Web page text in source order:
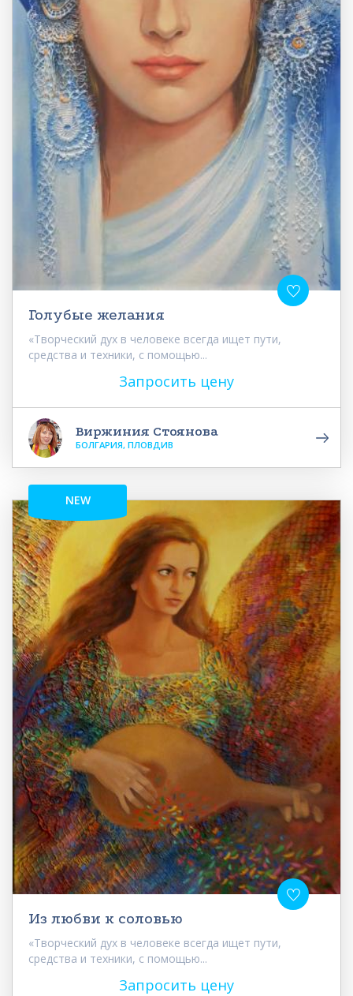
Голубые желания
«Творческий дух в человеке всегда ищет пути,
средства и техники, с помощью...
Запросить цену
Виржиния Стоянова
БОЛГАРИЯ, ПЛОВДИВ
NEW
Из любви к соловью
«Творческий дух в человеке всегда ищет пути,
средства и техники, с помощью...
Запросить цену